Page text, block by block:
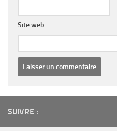
Site web
SUIVRE :